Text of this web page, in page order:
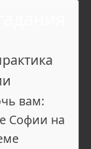
вам:
Софии на